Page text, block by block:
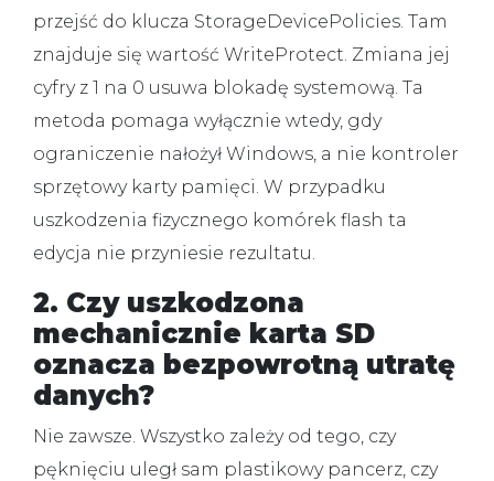
przejść do klucza StorageDevicePolicies. Tam
znajduje się wartość WriteProtect. Zmiana jej
cyfry z 1 na 0 usuwa blokadę systemową. Ta
metoda pomaga wyłącznie wtedy, gdy
ograniczenie nałożył Windows, a nie kontroler
sprzętowy karty pamięci. W przypadku
uszkodzenia fizycznego komórek flash ta
edycja nie przyniesie rezultatu.
2. Czy uszkodzona
mechanicznie karta SD
oznacza bezpowrotną utratę
danych?
Nie zawsze. Wszystko zależy od tego, czy
pęknięciu uległ sam plastikowy pancerz, czy